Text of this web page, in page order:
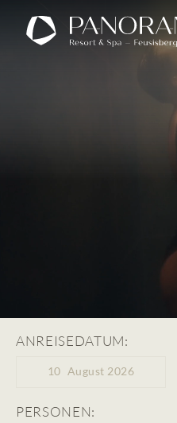
ANREISEDATUM:
10 August 2026
PERSONEN: